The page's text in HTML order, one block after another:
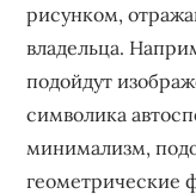
рисунком,
владельца.
подойдут
символика
минимализм,
геометрические